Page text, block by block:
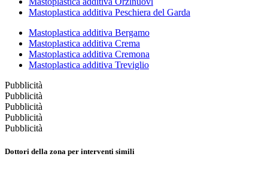
Mastoplastica additiva Peschiera del Garda
Mastoplastica additiva Bergamo
Mastoplastica additiva Crema
Mastoplastica additiva Cremona
Mastoplastica additiva Treviglio
Pubblicità
Pubblicità
Pubblicità
Pubblicità
Pubblicità
Dottori della zona per interventi simili